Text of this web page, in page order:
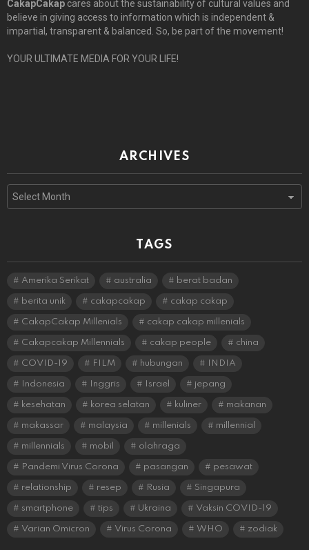
CakapCakap cares about the sustainability of cultural values and
believe in giving access to information which is independent &
impartial, transparent & balanced. So, be part of the movement!
YOUR ULTIMATE MEDIA FOR YOUR LIFE!
ARCHIVES
Archives
TAGS
Amerika Serikat australia berat badan
berita unik cakapcakap cakap cakap
CakapCakap Millenials cakap cakap millenials
Cakapcakap Millennials cakap people china
COVID-19 FILM hubungan INDIA
Indonesia Inggris Israel jepang
kesehatan korea selatan kuliner makanan
makassar malaysia millenials millennial
millennials mobil olahraga
Pandemi Virus Corona pasangan pesawat
relationship resep Rusia Singapura
smartphone tips Ukraina Vaksin COVID-19
Varian Omicron Virus Corona WHO zodiak